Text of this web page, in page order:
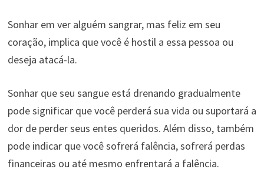
Sonhar em ver alguém sangrar, mas feliz em seu
coração, implica que você é hostil a essa pessoa ou
deseja atacá-la.
Sonhar que seu sangue está drenando gradualmente
pode significar que você perderá sua vida ou suportará a
dor de perder seus entes queridos. Além disso, também
pode indicar que você sofrerá falência, sofrerá perdas
financeiras ou até mesmo enfrentará a falência.